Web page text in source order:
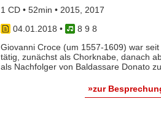
1 CD • 52min • 2015, 2017
04.01.2018 •
8 9 8
Giovanni Croce (um 1557-1609) war
tätig, zunächst als Chorknabe, danach
als Nachfolger von Baldassare Donato
»zur